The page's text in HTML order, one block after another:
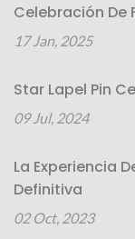
Celebración De
17 Jan, 2025
Star Lapel Pin
09 Jul, 2024
La Experiencia
Definitiva
02 Oct, 2023